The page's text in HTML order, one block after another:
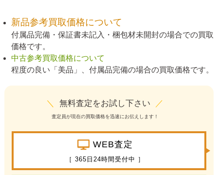
新品参考買取価格について
付属品完備・保証書未記入・梱包材未開封の場合での買取
価格です。
中古参考買取価格について
程度の良い「美品」、付属品完備の場合の買取価格です。
＼ 無料査定をお試し下さい ／
査定員が現在の買取価格を迅速にお伝えします！
WEB査定
［ 365日24時間受付中 ］